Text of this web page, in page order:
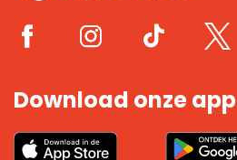
Download onze app